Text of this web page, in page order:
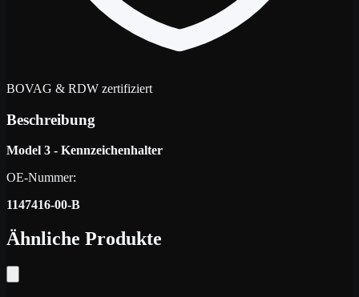
BOVAG & RDW zertifiziert
Beschreibung
Model 3 - Kennzeichenhalter
OE-Nummer:
1147416-00-B
Ähnliche Produkte